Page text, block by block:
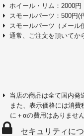
ホイール・リム：2000円
スモールパーツ：500円(
スモールパーツ（メール
通常、ご注文を頂いてか
当店の商品は全て国内発
また、表示価格には消
に＋αの費用はありません
セキュリティに